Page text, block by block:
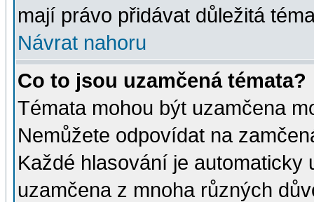
mají právo přidávat důležitá
Návrat nahoru
Co to jsou uzamčená témata?
Témata mohou být uzamčena
Nemůžete odpovídat na
Každé hlasování je automaticky
uzamčena z mnoha různých